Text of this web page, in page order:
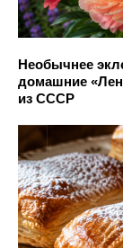
Необычнее
домашние
из СССР